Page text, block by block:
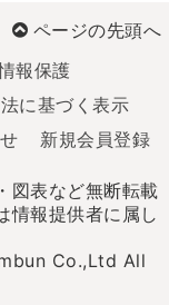
ページの先頭へ
報保護
に基づく表示
新規会員登録
図表など無断転載
情報提供者に属し
Co.,Ltd All